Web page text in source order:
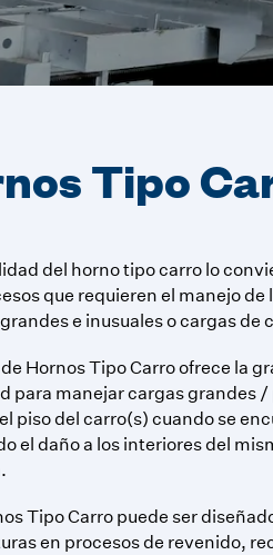
Tipo
del horno tipo carro lo
que requieren el manejo
e inusuales o cargas
Hornos Tipo Carro ofrece la
para manejar cargas grandes /
piso del carro(s) cuando se
el daño a los interiores del
Tipo Carro puede ser
en procesos de revenido,